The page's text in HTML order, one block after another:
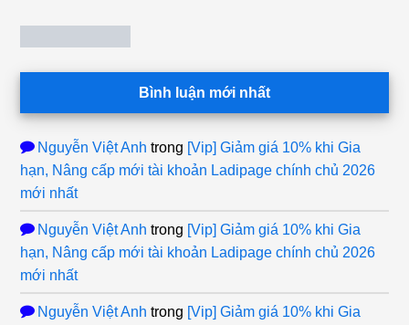
Bình luận mới nhất
Nguyễn Việt Anh trong [Vip] Giảm giá 10% khi Gia
hạn, Nâng cấp mới tài khoản Ladipage chính chủ 2026
mới nhất
Nguyễn Việt Anh trong [Vip] Giảm giá 10% khi Gia
hạn, Nâng cấp mới tài khoản Ladipage chính chủ 2026
mới nhất
Nguyễn Việt Anh trong [Vip] Giảm giá 10% khi Gia